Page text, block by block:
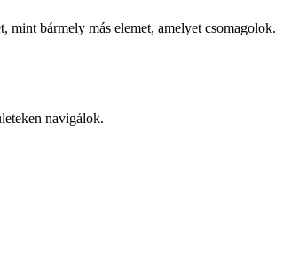
mint bármely más elemet, amelyet csomagolok.
navigálok.